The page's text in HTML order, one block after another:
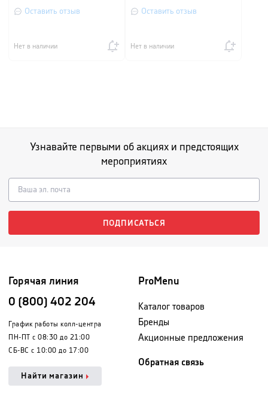
зеленый
Оставить отзыв
Нет в наличии
желтым
Оставить отзыв
Нет в наличии
Узнавайте первыми об акциях и предстоящих
мероприятиях
ПОДПИСАТЬСЯ
Горячая линия
0 (800) 402 204
График работы колл-центра
ПН-ПТ с 08:30 до 21:00
СБ-ВС с 10:00 до 17:00
Найти магазин
ProMenu
Каталог товаров
Бренды
Акционные предложения
Обратная связь